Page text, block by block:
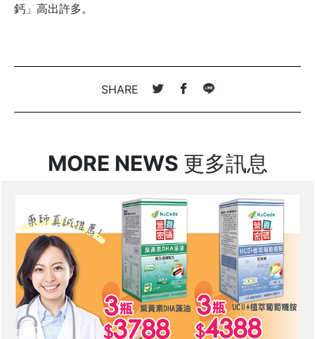
鈣」高出許多。
SHARE
MORE NEWS 更多訊息